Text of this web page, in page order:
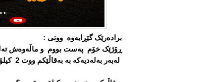
برادەرێک گێڕایەوە ووتی :
ڕۆژێک خۆم پەست بووم و ماڵەوەش
لەبەر بەلەدیەکە بە بەقاڵێکم ووت 2 کیلۆ گوێزەرم بۆ بکێشە.